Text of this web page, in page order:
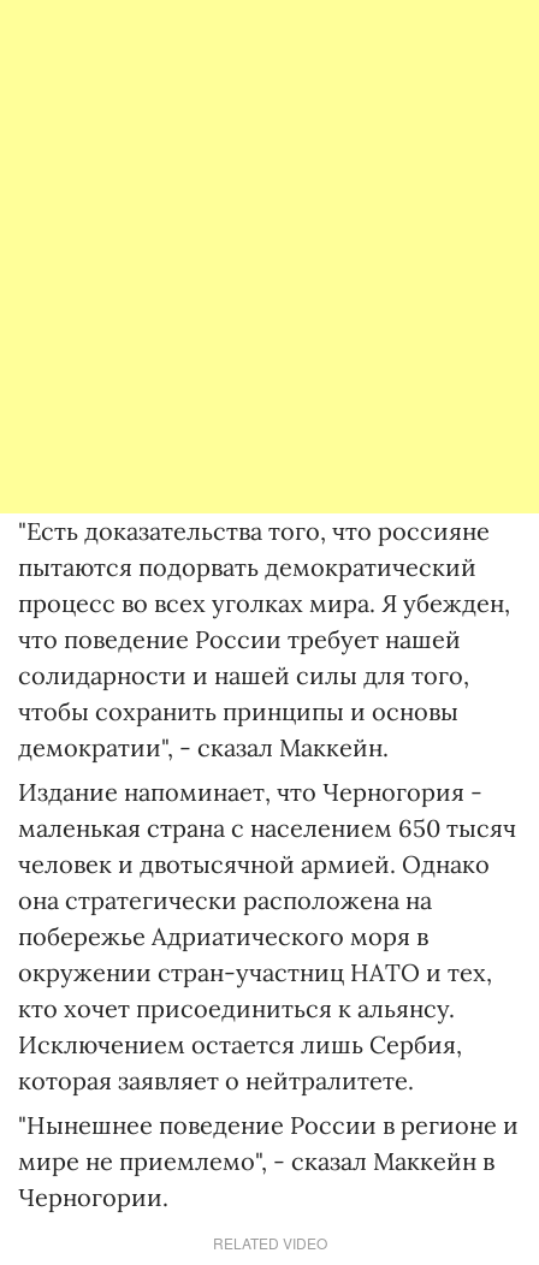
"Есть доказательства того, что россияне
пытаются подорвать демократический
процесс во всех уголках мира. Я убежден,
что поведение России требует нашей
солидарности и нашей силы для того,
чтобы сохранить принципы и основы
демократии", - сказал Маккейн.
Издание напоминает, что Черногория -
маленькая страна с населением 650 тысяч
человек и двотысячной армией. Однако
она стратегически расположена на
побережье Адриатического моря в
окружении стран-участниц НАТО и тех,
кто хочет присоединиться к альянсу.
Исключением остается лишь Сербия,
которая заявляет о нейтралитете.
"Нынешнее поведение России в регионе и
мире не приемлемо", - сказал Маккейн в
Черногории.
RELATED VIDEO